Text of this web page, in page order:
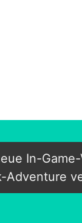
In-
Adventure